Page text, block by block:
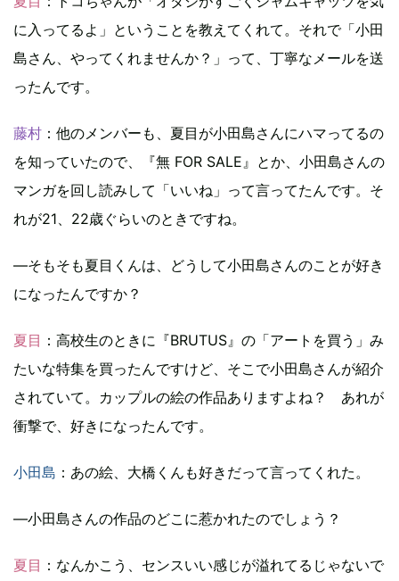
に入ってるよ」ということを教えてくれて。それで「小田
島さん、やってくれませんか？」って、丁寧なメールを送
ったんです。
藤村 ：他のメンバーも、夏目が小田島さんにハマってるの
を知っていたので、『無 FOR SALE』とか、小田島さんの
マンガを回し読みして「いいね」って言ってたんです。そ
れが21、22歳ぐらいのときですね。
―そもそも夏目くんは、どうして小田島さんのことが好き
になったんですか？
夏目 ：高校生のときに『BRUTUS』の「アートを買う」み
たいな特集を買ったんですけど、そこで小田島さんが紹介
されていて。カップルの絵の作品ありますよね？ あれが
衝撃で、好きになったんです。
小田島 ：あの絵、大橋くんも好きだって言ってくれた。
―小田島さんの作品のどこに惹かれたのでしょう？
夏目 ：なんかこう、センスいい感じが溢れてるじゃないで